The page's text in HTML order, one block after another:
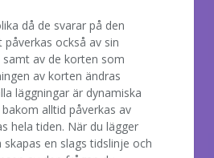
då de svarar på den
också av sin
av de korten som
av korten ändras
läggningar är dynamiska
alltid påverkas av
hela tiden. När du lägger
en slags tidslinje och